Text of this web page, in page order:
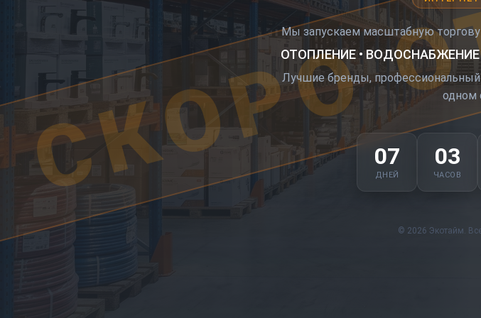
Мы запускаем масштабную
ОТОПЛЕНИЕ •
Лучшие бренды,
одном
07
ДНЕЙ
03
ЧАСОВ
© 2026 Экотайм.